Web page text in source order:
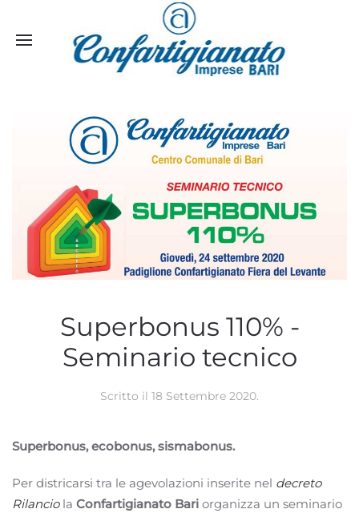
Superbonus 110% -
Seminario tecnico
Scritto il 18 Settembre 2020.
Superbonus, ecobonus, sismabonus.
Per districarsi tra le agevolazioni inserite nel decreto
Rilanciola Confartigianato Bari organizza un seminario